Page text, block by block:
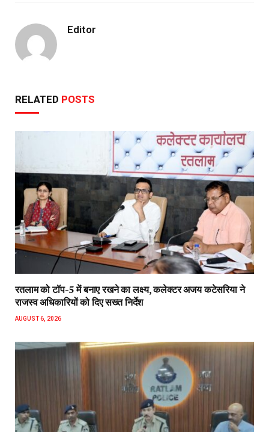
Editor
RELATED POSTS
रतलाम को टॉप-5 में बनाए रखने का लक्ष्य, कलेक्टर अजय कटेसरिया ने
राजस्व अधिकारियों को दिए सख्त निर्देश
AUGUST 6, 2026